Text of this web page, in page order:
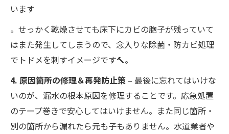
います​
。せっかく乾燥させても床下にカビの胞子が残っていて
はまた発生してしまうので、念入りな除菌・防カビ処理
でトドメを刺すイメージです🔨。
4. 原因箇所の修理＆再発防止策 – 最後に忘れてはいけな
いのが、漏水の根本原因を修理することです。応急処置
のテープ巻きで安心してはいけません。また同じ箇所・
別の箇所から漏れたら元も子もありません。水道業者や